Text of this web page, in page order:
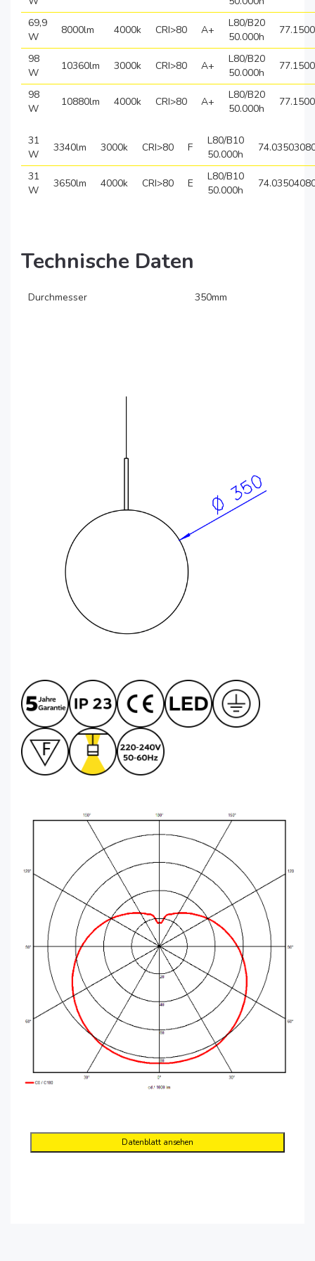
69,9
W
8000lm 4000k CRI>80 A+
L80/B20
50.000h
98
W
10360lm 3000k CRI>80 A+
L80/B20
50.000h
98
W
10880lm 4000k CRI>80 A+
L80/B20
50.000h
31
W
3340lm 3000k CRI>80 F
L80/B10
50.000h
31
W
3650lm 4000k CRI>80 E
L80/B10
50.000h
Technische Daten
Durchmesser 350mm
Datenblatt ansehen